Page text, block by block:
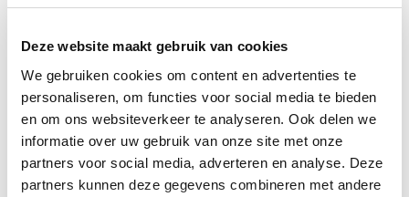
Deze website maakt gebruik van cookies
We gebruiken cookies om content en advertenties te
personaliseren, om functies voor social media te bieden
en om ons websiteverkeer te analyseren. Ook delen we
informatie over uw gebruik van onze site met onze
partners voor social media, adverteren en analyse. Deze
partners kunnen deze gegevens combineren met andere